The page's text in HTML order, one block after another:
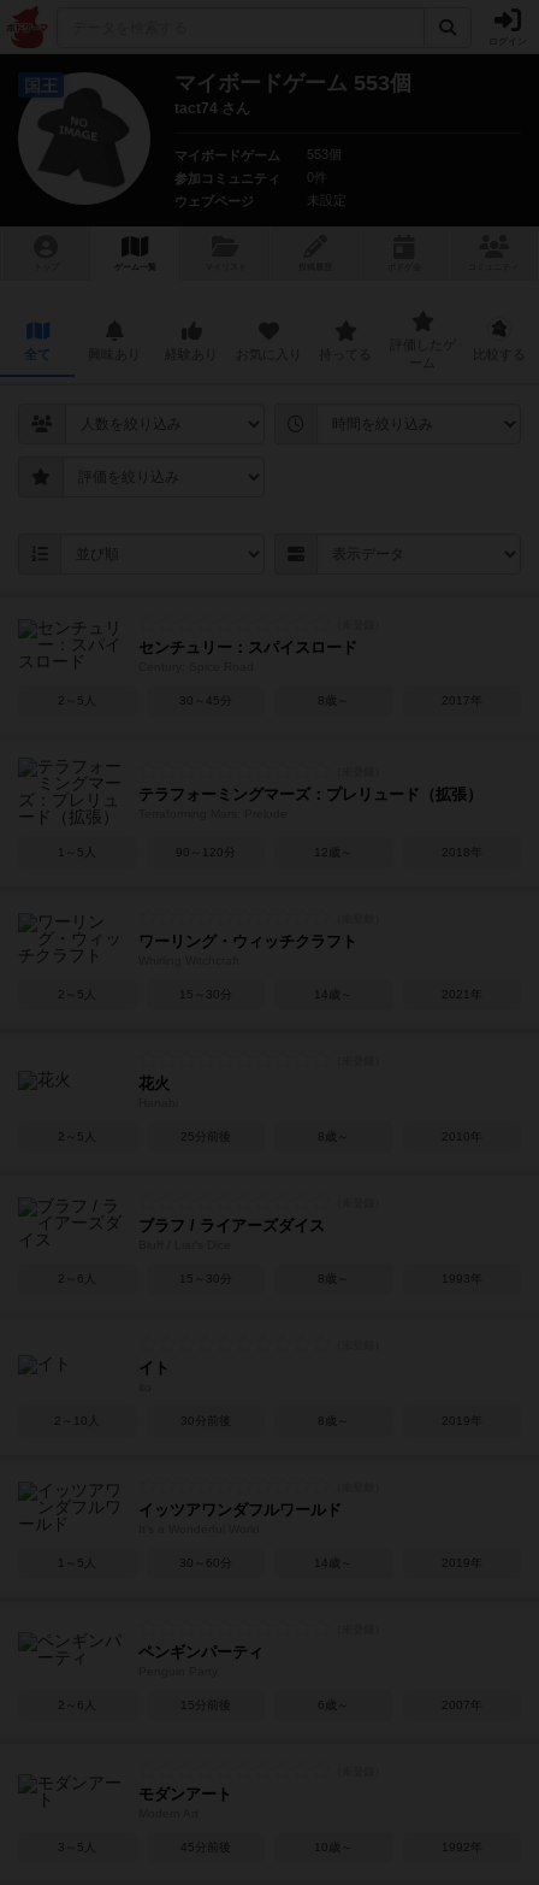
国王 マイボードゲーム 553個
tact74 さん
マイボードゲーム
553個
参加コミュニティ
0件
ウェブページ
未設定
ゲーム一覧
全て
センチュリー：スパイスロード
2～5人 30～45分 8歳～ 2017年
テラフォーミングマーズ：プレリュード（拡張）
1～5人 90～120分 12歳～ 2018年
ワーリング・ウィッチクラフト
2～5人 15～30分 14歳～ 2021年
花火
2～5人 25分前後 8歳～ 2010年
ブラフ / ライアーズダイス
2～6人 15～30分 8歳～ 1993年
イト
2～10人 30分前後 8歳～ 2019年
イッツアワンダフルワールド
1～5人 30～60分 14歳～ 2019年
ペンギンパーティ
2～6人 15分前後 6歳～ 2007年
モダンアート
3～5人 45分前後 10歳～ 1992年